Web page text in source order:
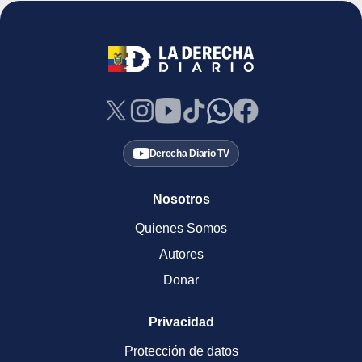
Derecha Diario TV
Nosotros
Quienes Somos
Autores
Donar
Privacidad
Protección de datos